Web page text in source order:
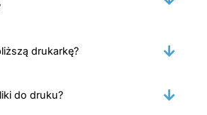
drukarkę?
do druku?